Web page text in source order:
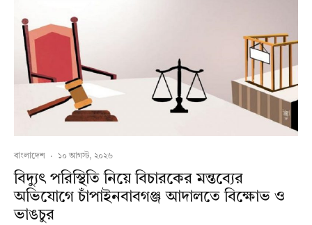
বাংলাদেশ · ১০ আগস্ট, ২০২৬
বিদ্যুৎ পরিস্থিতি নিয়ে বিচারকের মন্তব্যের
অভিযোগে চাঁপাইনবাবগঞ্জ আদালতে বিক্ষোভ ও
ভাঙচুর